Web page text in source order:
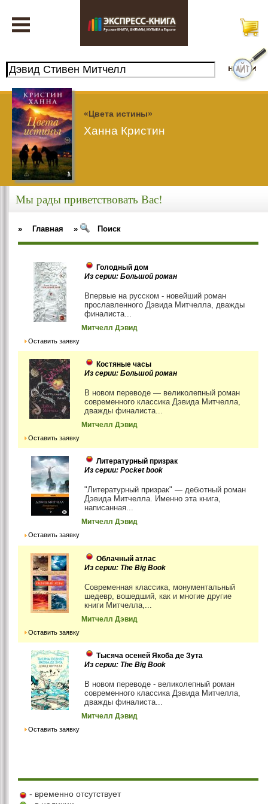
«Цвета истины»
Ханна Кристин
Мы рады приветствовать Вас!
» Главная » Поиск
Голодный дом
Из серии: Большой роман
Впервые на русском - новейший роман
прославленного Дэвида Митчелла, дважды
финалиста...
Митчелл Дэвид
Оставить заявку
Костяные часы
Из серии: Большой роман
В новом переводе — великолепный роман
современного классика Дэвида Митчелла,
дважды финалиста...
Митчелл Дэвид
Оставить заявку
Литературный призрак
Из серии: Pocket book
"Литературный призрак" — дебютный роман
Дэвида Митчелла. Именно эта книга,
написанная...
Митчелл Дэвид
Оставить заявку
Облачный атлас
Из серии: The Big Book
Современная классика, монументальный
шедевр, вошедший, как и многие другие
книги Митчелла,...
Митчелл Дэвид
Оставить заявку
Тысяча осеней Якоба де Зута
Из серии: The Big Book
В новом переводе - великолепный роман
современного классика Дэвида Митчелла,
дважды финалиста...
Митчелл Дэвид
Оставить заявку
- временно отсутствует